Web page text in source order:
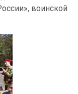
воинской